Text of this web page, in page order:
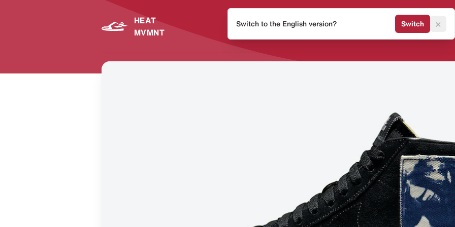
HEAT
MVMNT
Release Kalender Sneaker
Switch to the English version? Switch ×